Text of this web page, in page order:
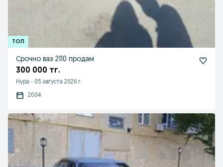
Срочно ваз 2110 продам
300 000 тг.
Нура - 05 августа 2026 г.
2004